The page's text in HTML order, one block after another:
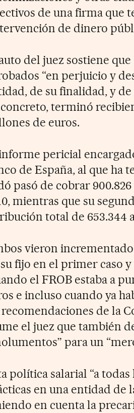
de una firma que
de dinero
del juez sostiene
“en perjuicio y
de su finalidad, y
terminó
de euros.
pericial
de España, al que ha
pasó de cobrar
mientras que su
total de 653.344
vieron incrementado
fijo en el primer caso y
el FROB estaba a
e incluso cuando ya
de la
el juez que también
para un
política salarial “a
en una entidad de
en cuenta la